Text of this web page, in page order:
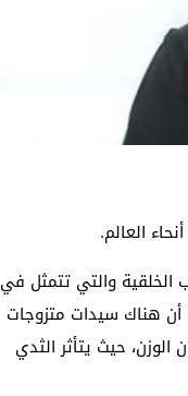
العالم.
الخلقية والتي تتمثل في
هناك سيدات متزوجات
حيث يتأثر الثدي